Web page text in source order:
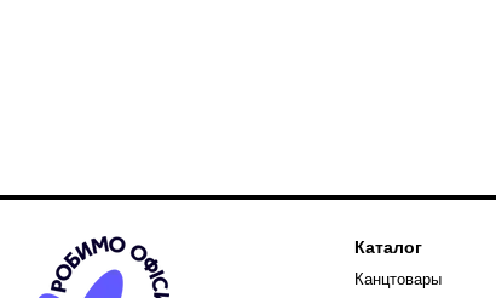
Каталог
Канцтовары